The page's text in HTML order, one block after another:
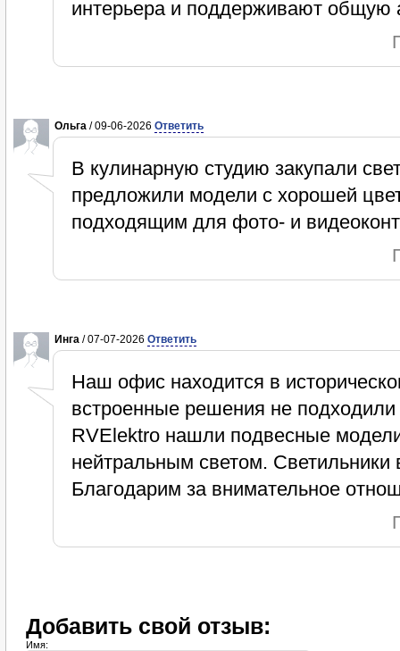
интерьера и поддерживают общую
Ольга / 09-06-2026 Ответить
В кулинарную студию закупали
предложили модели с хорошей
подходящим для фото- и
Инга / 07-07-2026 Ответить
Наш офис находится в
встроенные решения не
RVElektro нашли подвесные
нейтральным светом.
Благодарим за внимательное
Добавить свой отзыв:
Имя: